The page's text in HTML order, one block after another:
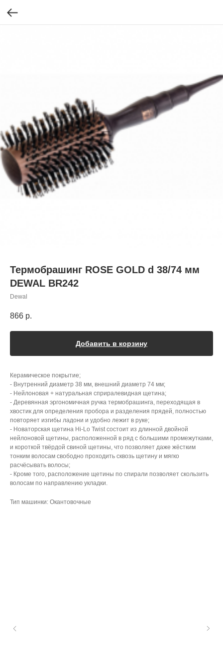
Термобрашинг ROSE GOLD d 38/74 мм
DEWAL BR242
Dewal
866 р.
Добавить в корзину
Керамическое покрытие;
- Внутренний диаметр 38 мм, внешний диаметр 74 мм;
- Нейлоновая + натуральная сприралевидная щетина;
- Деревянная эргономичная ручка термобрашинга, переходящая в
хвостик для определения пробора и разделения прядей, полностью
повторяет изгибы ладони и удобно лежит в руке;
- Новаторская щетина Hi-Lo Twist состоит из длинной двойной
нейлоновой щетины, расположенной в ряд с большими промежутками,
и короткой твёрдой свиной щетины, что позволяет даже жёстким
тонким волосам свободно проходить сквозь щетину и мягко
расчёсывать волосы;
- Кроме того, расположение щетины по спирали позволяет скользить
волосам по направлению укладки.
Тип машинки: Окантовочные